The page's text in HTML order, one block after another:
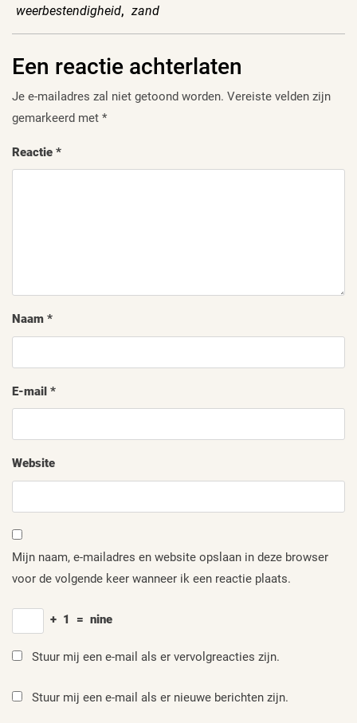
weerbestendigheid, zand
Een reactie achterlaten
Je e-mailadres zal niet getoond worden. Vereiste velden zijn
gemarkeerd met *
Reactie *
Naam *
E-mail *
Website
Mijn naam, e-mailadres en website opslaan in deze browser
voor de volgende keer wanneer ik een reactie plaats.
+ 1 = nine
Stuur mij een e-mail als er vervolgreacties zijn.
Stuur mij een e-mail als er nieuwe berichten zijn.